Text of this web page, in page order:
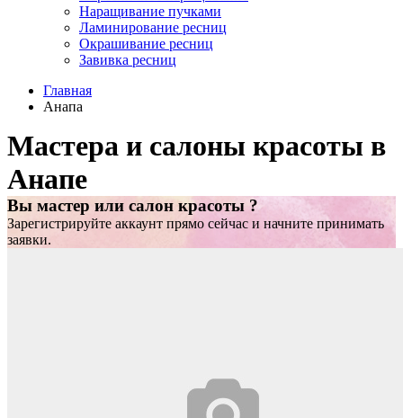
Наращивание пучками
Ламинирование ресниц
Окрашивание ресниц
Завивка ресниц
Главная
Анапа
Мастера и салоны красоты в
Анапе
Вы мастер или салон красоты ?
Зарегистрируйте аккаунт прямо сейчас и начните принимать
заявки.